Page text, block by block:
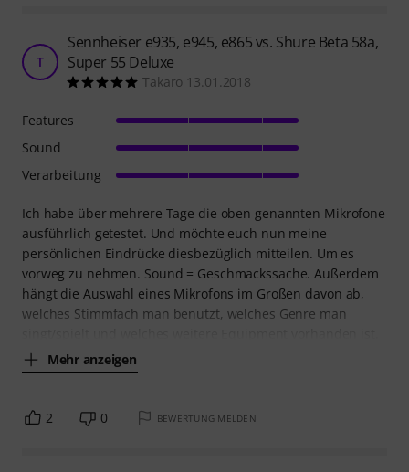
T
Sennheiser e935, e945, e865 vs. Shure Beta 58a,
Super 55 Deluxe
Takaro 13.01.2018
Ich habe über mehrere Tage die oben genannten Mikrofone
ausführlich getestet. Und möchte euch nun meine
persönlichen Eindrücke diesbezüglich mitteilen. Um es
vorweg zu nehmen. Sound = Geschmackssache. Außerdem
hängt die Auswahl eines Mikrofons im Großen davon ab,
welches Stimmfach man benutzt, welches Genre man
Mehr anzeigen
Features
Sound
Verarbeitung
2 0 BEWERTUNG MELDEN